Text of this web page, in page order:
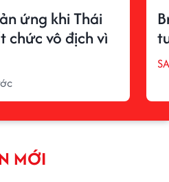
ứng khi Thái
chức vô địch vì
MỚI